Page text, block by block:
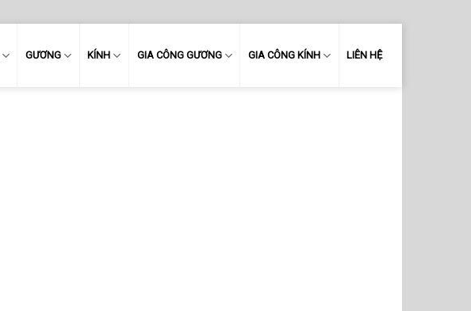
GƯƠNG KÍNH GIA CÔNG GƯƠNG GIA CÔNG KÍNH LIÊN HỆ